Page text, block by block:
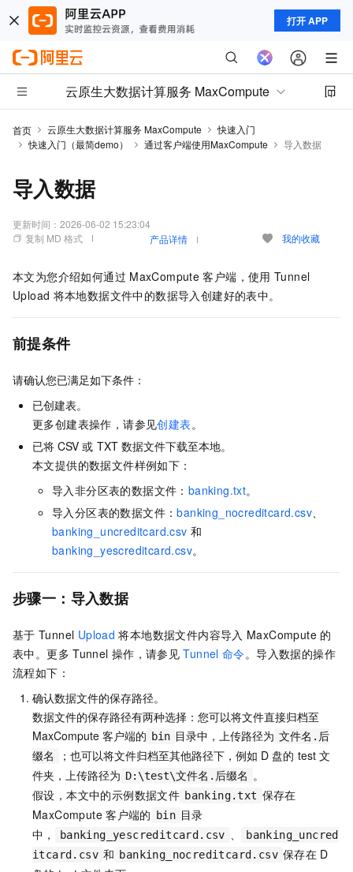
打开 APP
云原生大数据计算服务 MaxCompute
首页 云原生大数据计算服务 MaxCompute
快速入门
快速入门（最简demo）
通过客户端使用MaxCompute 导入数据
导入数据
更新时间： 2026-06-02 15:23:04
复制 MD 格式
产品详情 我的收藏
本文为您介绍如何通过 MaxCompute 客户端，使用 Tunnel
Upload 将本地数据文件中的数据导入创建好的表中。
前提条件
请确认您已满足如下条件：
已创建表。
更多创建表操作，请参见创建表。
已将 CSV 或 TXT 数据文件下载至本地。
本文提供的数据文件样例如下：
导入非分区表的数据文件： banking.txt。
导入分区表的数据文件：banking_nocreditcard.csv、
banking_uncreditcard.csv 和
banking_yescreditcard.csv。
步骤一：导入数据
基于 Tunnel Upload 将本地数据文件内容导入 MaxCompute 的
表中。更多 Tunnel 操作，请参见 Tunnel 命令。导入数据的操作
流程如下：
确认数据文件的保存路径。
数据文件的保存路径有两种选择：您可以将文件直接归档至
MaxCompute 客户端的 bin 目录中，上传路径为 文件名.后
缀名
；也可以将文件归档至其他路径下，例如 D 盘的 test 文
件夹，上传路径为 D:\test\文件名.后缀名 。
假设，本文中的示例数据文件 banking.txt 保存在
MaxCompute 客户端的 bin 目录
中，
banking_yescreditcard.csv 、
banking_uncred
itcard.csv 和 banking_nocreditcard.csv 保存在 D